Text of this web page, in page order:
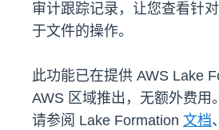
审计跟踪记录，让您查看针
于文件的操作。
此功能已在提供 AWS Lake
AWS 区域推出，无额外费用
请参阅 Lake Formation 文档